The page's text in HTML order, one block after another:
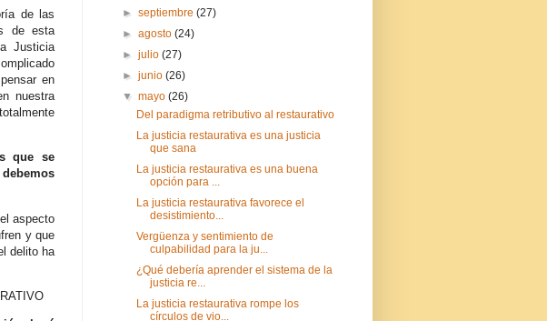
de las
de esta
Justicia
en
nuestra
que se
aspecto
y que
delito ha
►septiembre(27)
►agosto(24)
►julio(27)
►junio(26)
▼mayo(26)
Del paradigma retributivo al restaurativo
La justicia restaurativa es una justicia
que sana
La justicia restaurativa es una buena
opción para ...
La justicia restaurativa favorece el
desistimiento...
Vergüenza y sentimiento de
culpabilidad para la ju...
¿Qué debería aprender el sistema de la
justicia re...
La justicia restaurativa rompe los
círculos de vio...